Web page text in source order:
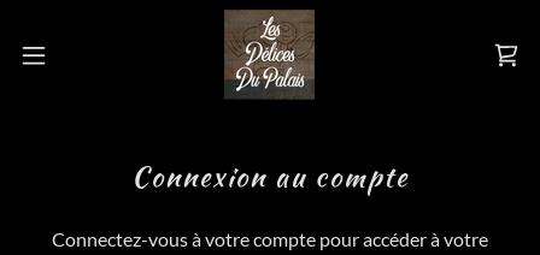
Connexion au compte
Connectez-vous à votre compte pour accéder à votre